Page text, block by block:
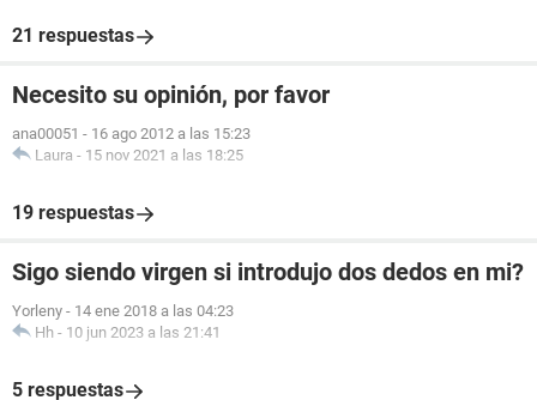
21 respuestas
Necesito su opinión, por favor
ana00051 - 16 ago 2012 a las 15:23
Laura - 15 nov 2021 a las 18:25
19 respuestas
Sigo siendo virgen si introdujo dos dedos en mi?
Yorleny - 14 ene 2018 a las 04:23
Hh - 10 jun 2023 a las 21:41
5 respuestas